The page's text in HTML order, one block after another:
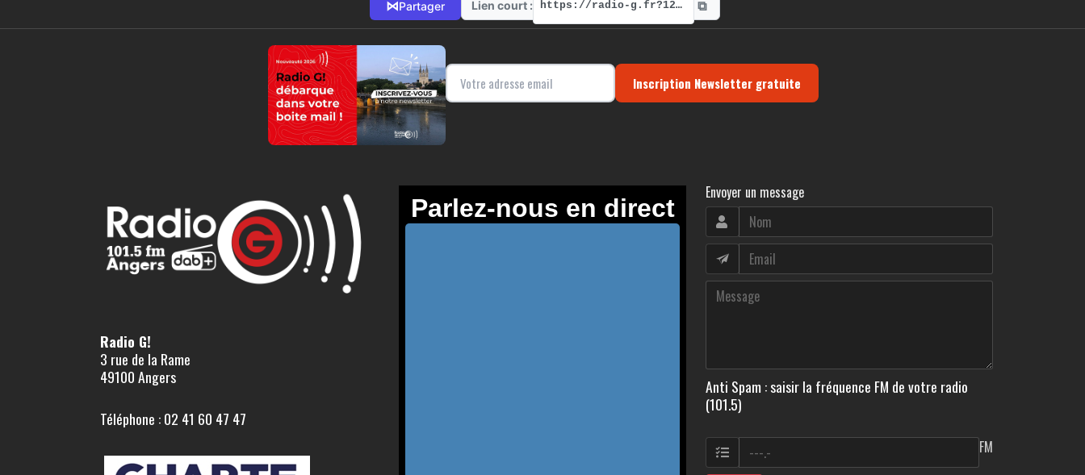
⋈Partager Lien court : https://radio-g.fr?12934 ⧉
Inscription Newsletter gratuite
Radio G!
3 rue de la Rame
49100 Angers
Téléphone : 02 41 60 47 47
Envoyer un message
Anti Spam : saisir la fréquence FM de votre radio
(101.5)
FM